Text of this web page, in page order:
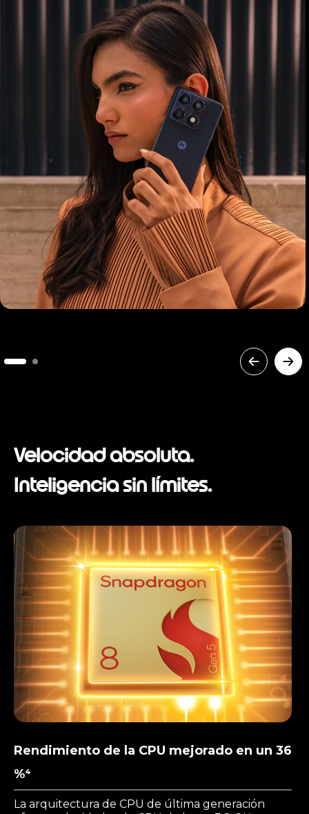
Velocidad absoluta.
Inteligencia sin límites.
I
t
e
m
1
Rendimiento de la CPU mejorado en un 36
%⁴
La arquitectura de CPU de última generación